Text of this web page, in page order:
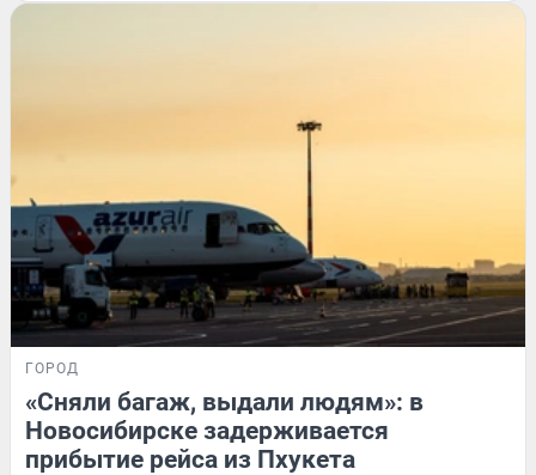
ГОРОД
«Сняли багаж, выдали людям»: в
Новосибирске задерживается
прибытие рейса из Пхукета